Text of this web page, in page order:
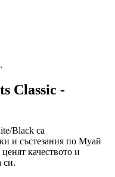
Classic -
Black са
и състезания по Муай
качеството и
си.